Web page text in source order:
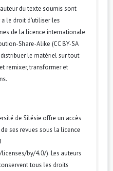
du texte soumis sont
le droit d'utiliser les
de la licence internationale
Share-Alike (CC BY-SA
le matériel sur tout
remixer, transformer et
de Silésie offre un accès
ses revues sous la licence
by/4.0/). Les auteurs
tous les droits